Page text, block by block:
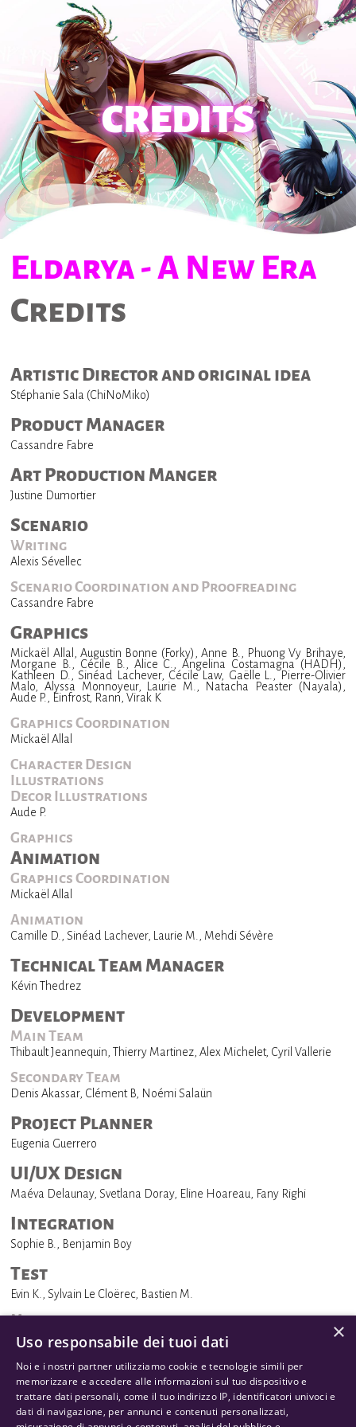
CREDITS
Eldarya - A New Era
Credits
Artistic Director and original idea
Stéphanie Sala (ChiNoMiko)
Product Manager
Cassandre Fabre
Art Production Manger
Justine Dumortier
Scenario
Writing
Alexis Sévellec
Scenario Coordination and Proofreading
Cassandre Fabre
Graphics
Mickaël Allal, Augustin Bonne (Forky), Anne B., Phuong Vy Brihaye,
Morgane B., Cécile B., Alice C., Angelina Costamagna (HADH),
Kathleen D., Sinéad Lachever, Cécile Law, Gaëlle L., Pierre-Olivier
Malo, Alyssa Monnoyeur, Laurie M., Natacha Peaster (Nayala),
Aude P., Einfrost, Rann, Virak K
Graphics Coordination
Mickaël Allal
Character Design
Illustrations
Decor Illustrations
Aude P.
Graphics
Animation
Graphics Coordination
Mickaël Allal
Animation
Camille D., Sinéad Lachever, Laurie M., Mehdi Sévère
Technical Team Manager
Kévin Thedrez
Development
Main Team
Thibault Jeannequin, Thierry Martinez, Alex Michelet, Cyril Vallerie
Secondary Team
Denis Akassar, Clément B, Noémi Salaün
Project Planner
Eugenia Guerrero
UI/UX Design
Maéva Delaunay, Svetlana Doray, Eline Hoareau, Fany Righi
Integration
Sophie B., Benjamin Boy
Test
Evin K., Sylvain Le Cloërec, Bastien M.
Marketing
Marketing
Patricio, Alexandre Levenez
Communication
Manon G., Audrey L.M., Bastien M., Julien P.
×
Uso responsabile dei tuoi dati
Noi e i nostri partner utilizziamo cookie e tecnologie simili per
memorizzare e accedere alle informazioni sul tuo dispositivo e
trattare dati personali, come il tuo indirizzo IP, identificatori univoci e
dati di navigazione, per annunci e contenuti personalizzati,